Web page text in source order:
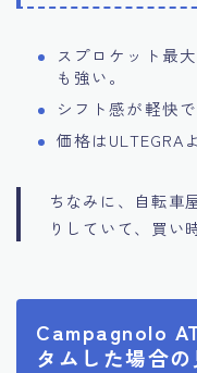
スプロケット最
も強い。
シフト感が軽快で
価格はULTEGRA
ちなみに、自転車
りしていて、買い
Campagnolo
タムした場合の